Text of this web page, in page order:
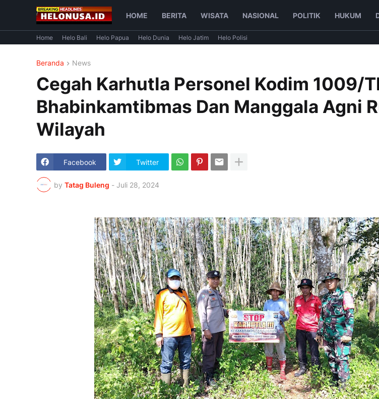
HOME BERITA WISATA NASIONAL POLITIK HUKUM
Home Helo Bali Helo Papua Helo Dunia Helo Jatim Helo Polisi
Beranda News
Cegah Karhutla Personel Kodim 1009/
Bhabinkamtibmas Dan Manggala Agni
Wilayah
Facebook Twitter
by Tatag Buleng - Juli 28, 2024